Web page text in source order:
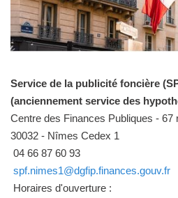
Service de la publicité foncière
(anciennement service des
Centre des Finances Publiques - 67
30032 - Nîmes Cedex 1
04 66 87 60 93
spf.nimes1@dgfip.finances.gouv.fr
Horaires d'ouverture :